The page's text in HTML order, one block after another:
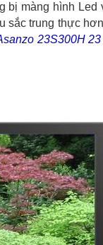
bị màng hình
sắc trung thực
23S300H